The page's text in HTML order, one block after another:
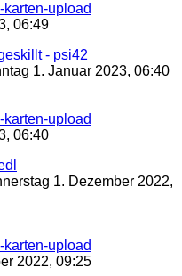
karten-upload
06:49
- psi42
1. Januar 2023, 06:40
karten-upload
06:40
1. Dezember 2022,
karten-upload
2022, 09:25